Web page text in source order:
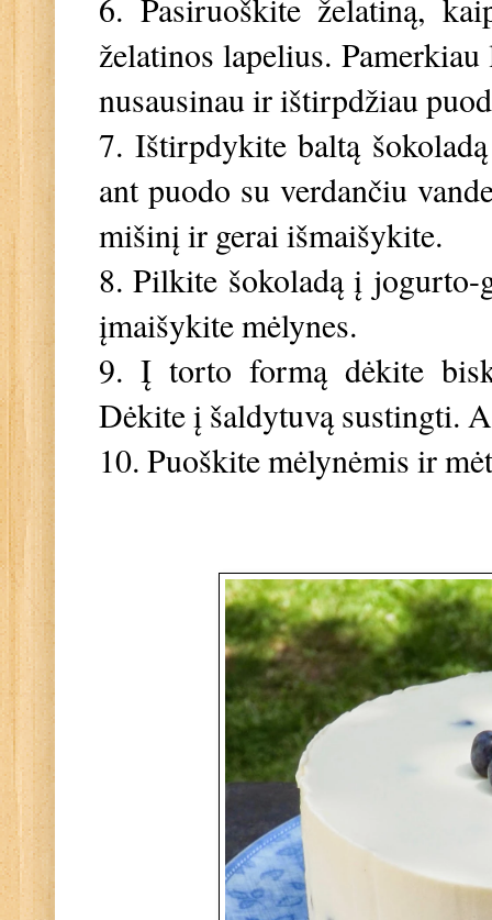
želatinos lapelius.
nusausinau ir ištirpdžiau
7. Ištirpdykite baltą
ant puodo su verdančiu
mišinį ir gerai išmaišykite.
8. Pilkite šokoladą į
įmaišykite mėlynes.
9. Į torto formą dėkite
Dėkite į šaldytuvą sustingti.
10. Puoškite mėlynėmis ir